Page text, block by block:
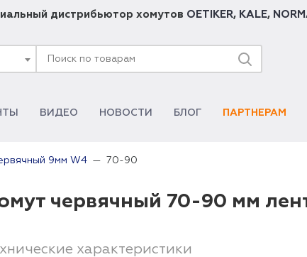
дистрибьютор хомутов OETIKER, KALE,
ВИДЕО НОВОСТИ БЛОГ ПАРТНЕРАМ
9мм W4 70-90
червячный 70-90 мм
характеристики